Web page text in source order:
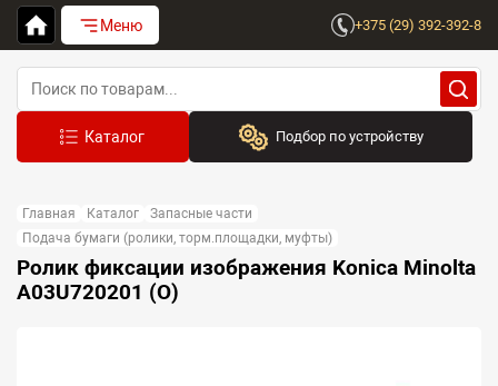
Меню +375 (29) 392-392-8
Подбор по устройству
Выберите бренд
Устройство:
Главная Каталог
Запасные части
Подача бумаги (ролики, торм.площадки, муфты)
Ролик фиксации изображения Konica Minolta
A03U720201 (O)